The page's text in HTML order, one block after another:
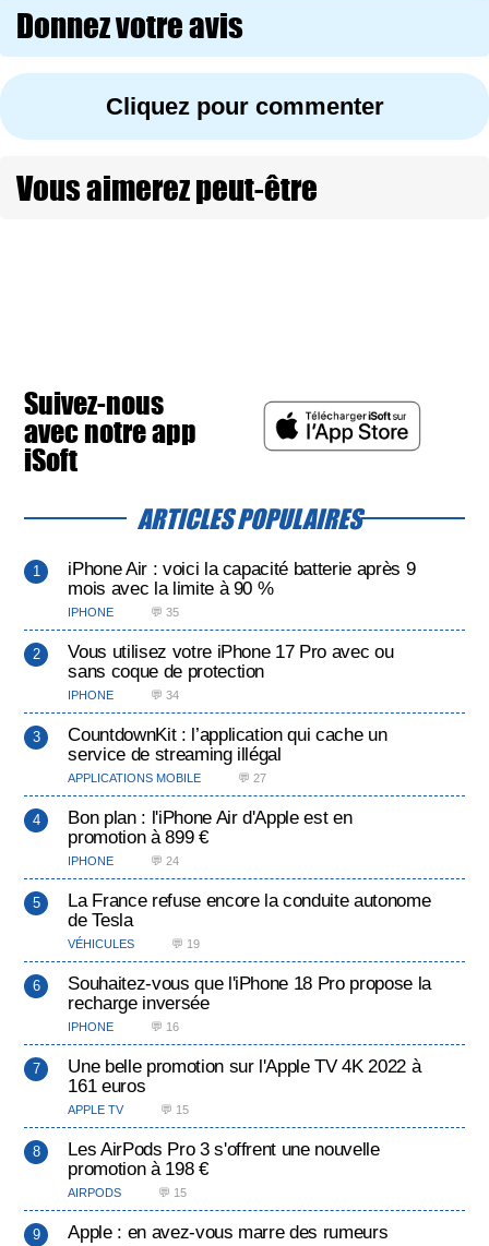
Donnez votre avis
Cliquez pour commenter
Vous aimerez peut-être
Suivez-nous
avec notre app
iSoft
ARTICLES POPULAIRES
iPhone Air : voici la capacité batterie après 9
mois avec la limite à 90 %
IPHONE 💬 35
Vous utilisez votre iPhone 17 Pro avec ou
sans coque de protection
IPHONE 💬 34
CountdownKit : l’application qui cache un
service de streaming illégal
APPLICATIONS MOBILE 💬 27
Bon plan : l'iPhone Air d'Apple est en
promotion à 899 €
IPHONE 💬 24
La France refuse encore la conduite autonome
de Tesla
VÉHICULES 💬 19
Souhaitez-vous que l'iPhone 18 Pro propose la
recharge inversée
IPHONE 💬 16
Une belle promotion sur l'Apple TV 4K 2022 à
161 euros
APPLE TV 💬 15
Les AirPods Pro 3 s'offrent une nouvelle
promotion à 198 €
AIRPODS 💬 15
Apple : en avez-vous marre des rumeurs